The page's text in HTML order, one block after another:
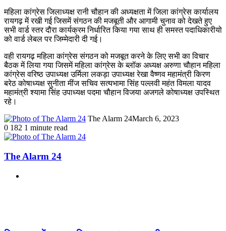
महिला कांग्रेस जिलाध्यक्ष रानी चौहान की अध्यक्षता में जिला कांग्रेस कार्यालय
रायगढ़ में रखी गई जिसमें संगठन की मजबूती और आगामी चुनाव को देखते हुए
सभी वार्ड स्तर दौरा कार्यक्रम निर्धारित किया गया साथ ही समस्त पदाधिकारीयो
को वार्ड लेबल पर जिम्मेदारी दी गई।
वही रायगढ़ महिला कांग्रेस संगठन को मजबूत करने के लिए सभी का विचार
बैठक में लिया गया जिसमें महिला कांग्रेस के ब्लॉक अध्यक्ष अरुणा चौहान महिला
कांग्रेस वरिष्ठ उपाध्यक्ष उर्मिला लकड़ा उपाध्यक्ष रेखा वैष्णव महामंत्री किरण
बरेठ कोषाध्यक्ष सुनीता मींज सचिव सत्यभामा सिंह पल्लवी महंत विमला यादव
महामंत्री श्यामा सिंह उपाध्यक्ष पदमा चौहान विजया अजगले कोषाध्यक्ष उपस्थित
रहे।
The Alarm 24March 6, 2023
0 182 1 minute read
The Alarm 24